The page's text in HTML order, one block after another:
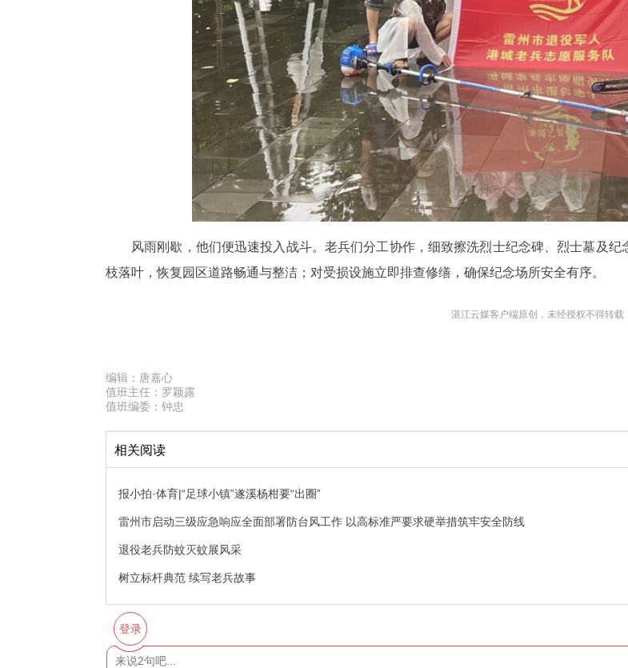
风雨刚歇，他们便迅速投入战斗。老兵们分工协作，细致擦洗烈士纪念碑、烈士墓及
枝落叶，恢复园区道路畅通与整洁；对受损设施立即排查修缮，确保纪念场所安全有序。
湛江云媒客户端原创，未经授权不得转载
编辑： 唐嘉心
值班主任： 罗颖露
值班编委： 钟忠
相关阅读
报小拍·体育|“足球小镇”遂溪杨柑要“出圈”
雷州市启动三级应急响应全面部署防台风工作 以高标准严要求硬举措筑牢安全防线
退役老兵防蚊灭蚊展风采
树立标杆典范 续写老兵故事
登录